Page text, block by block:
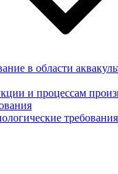
в области
и процессам
требования